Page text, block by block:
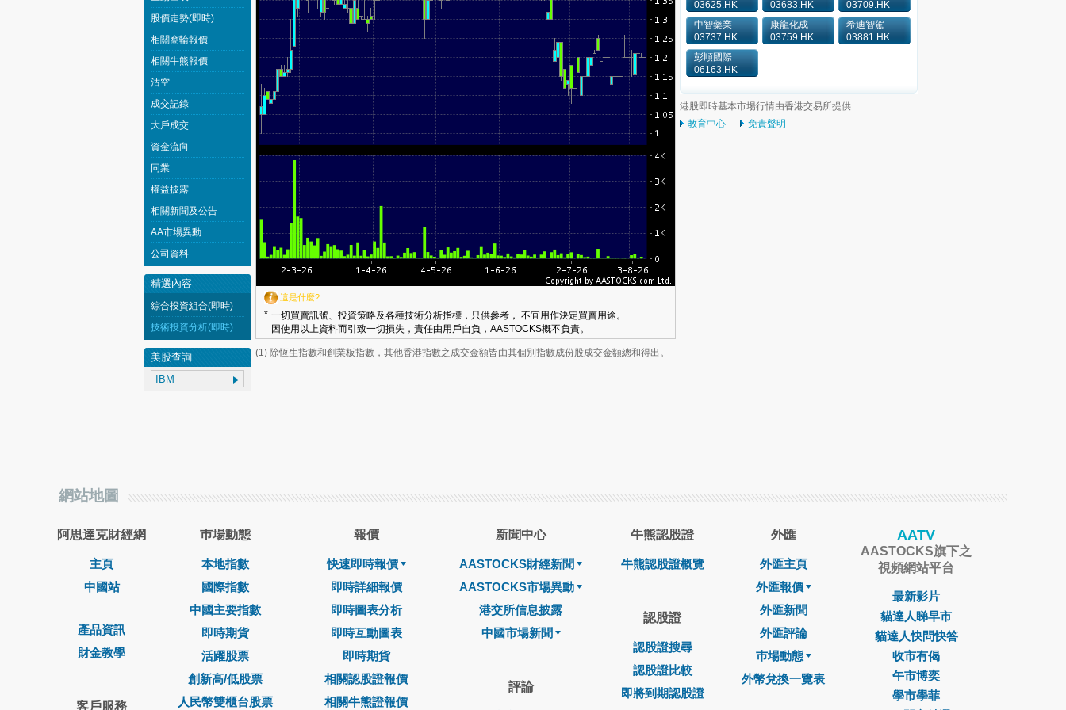
這是什麼?
* 一切買賣訊號、投資策略及各種技術分析指標，只供參考， 不宜用作決定買賣用途。
因使用以上資料而引致一切損失，責任由用戶自負，AASTOCKS概不負責。
(1) 除恆生指數和創業板指數，其他香港指數之成交金額皆由其個別指數成份股成交金額總和得出。
03625.HK 03683.HK
03709.HK
中智藥業
03737.HK
康龍化成
03759.HK
希迪智駕
03881.HK
彭順國際
06163.HK
港股即時基本市場行情由香港交易所提供
教育中心
免責聲明
股價走勢(即時)
相關窩輪報價
相關牛熊報價
沽空
成交記錄
大戶成交
資金流向
同業
權益披露
相關新聞及公告
AA市場異動
公司資料
精選內容
綜合投資組合(即時)
技術投資分析(即時)
美股查詢
網站地圖
阿思達克財經網
主頁
中國站
產品資訊
財金教學
客戶服務
巿場動態
本地指數
國際指數
中國主要指數
即時期貨
活躍股票
創新高/低股票
人民幣雙櫃台股票
報價
快速即時報價
即時詳細報價
即時圖表分析
即時互動圖表
即時期貨
相關認股證報價
相關牛熊證報價
新聞中心
AASTOCKS財經新聞
AASTOCKS市場異動
港交所信息披露
中國市場新聞
評論
牛熊認股證
牛熊認股證概覽
認股證
認股證搜尋
認股證比較
即將到期認股證
外匯
外匯主頁
外匯報價
外匯新聞
外匯評論
巿場動態
外幣兌換一覽表
AATV
AASTOCKS旗下之
視頻網站平台
最新影片
貓達人睇早市
貓達人快問快答
收市有偈
午市博奕
學市學菲